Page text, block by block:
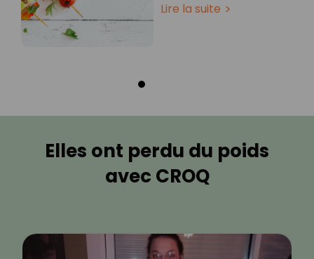
Lire la suite
Elles ont perdu du poids
avec CROQ